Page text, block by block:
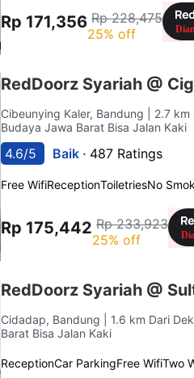
Rp 171,356 Rp 228,475
25% off
RedDoorz Syariah @
Cibeunying Kaler, Bandung
| 2.7
Budaya Jawa Barat Bisa Jalan Kaki
4.6/5 Baik · 487 Ratings
Free WifiReceptionToiletriesNo
Rp 175,442 Rp 233,923
25% off
RedDoorz Syariah @
Cidadap, Bandung
| 1.6 km Dari
Barat Bisa Jalan Kaki
ReceptionCar ParkingFree WifiTwo